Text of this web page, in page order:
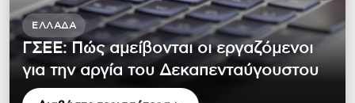
ΕΛΛΆΔΑ
ΓΣΕΕ: Πώς αμείβονται οι εργαζόμενοι
για την αργία του Δεκαπενταύγουστου